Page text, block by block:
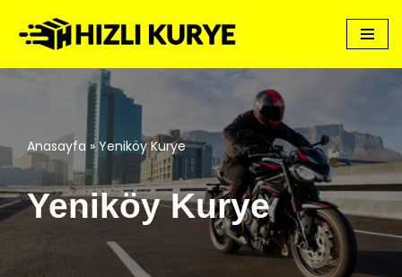
İçeriğe
geç
Anasayfa »Yeniköy Kurye
Yeniköy Kurye